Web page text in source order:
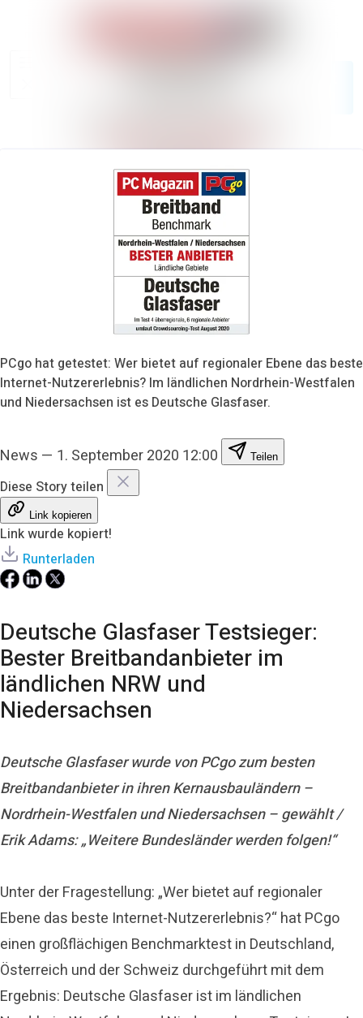
PCgo hat getestet: Wer bietet auf regionaler Ebene das beste
Internet-Nutzererlebnis? Im ländlichen Nordrhein-Westfalen
und Niedersachsen ist es Deutsche Glasfaser.
News — 1. September 2020 12:00 Teilen
Diese Story teilen
Link kopieren
Link wurde kopiert!
Runterladen
Deutsche Glasfaser Testsieger:
Bester Breitbandanbieter im
ländlichen NRW und
Niedersachsen
Deutsche Glasfaser wurde von PCgo zum besten
Breitbandanbieter in ihren Kernausbauländern –
Nordrhein-Westfalen und Niedersachsen – gewählt /
Erik Adams: „Weitere Bundesländer werden folgen!“
Unter der Fragestellung: „Wer bietet auf regionaler
Ebene das beste Internet-Nutzererlebnis?“ hat PCgo
einen großflächigen Benchmarktest in Deutschland,
Österreich und der Schweiz durchgeführt mit dem
Ergebnis: Deutsche Glasfaser ist im ländlichen